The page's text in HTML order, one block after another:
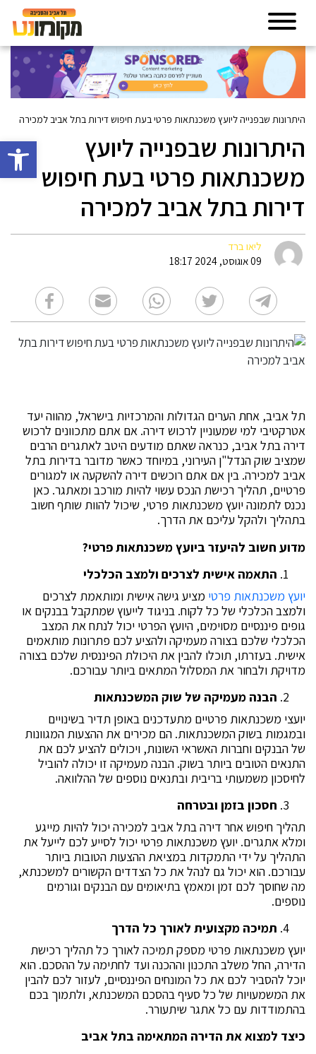
פתח
היתרונות שבפנייה ליועץ משכנתאות פרטי בעת חיפוש דירות בתל אביב למכירה
היתרונות שבפנייה ליועץ
משכנתאות פרטי בעת חיפוש
דירות בתל אביב למכירה
ליאו ברד
09 אוגוסט, 2024 18:17
תל אביב, אחת הערים הגדולות והמרכזיות בישראל, מהווה יעד
אטרקטיבי למי שמעוניין לרכוש דירה. אם אתם מתכוונים לרכוש
דירה בתל אביב, כנראה שאתם מודעים היטב לאתגרים הרבים
שמציב שוק הנדל"ן העירוני, במיוחד כאשר מדובר בדירות בתל
אביב למכירה. בין אם אתם רוכשים דירה להשקעה או למגורים
פרטיים, תהליך רכישת הנכס עשוי להיות מורכב ומאתגר. כאן
נכנס לתמונה יועץ משכנתאות פרטי, שיכול להוות שותף חשוב
בתהליך ולהקל עליכם את הדרך.
מדוע חשוב להיעזר ביועץ משכנתאות פרטי?
התאמה אישית לצרכים ולמצב הכלכלי
יועץ משכנתאות פרטי מציע גישה אישית ומותאמת לצרכים
ולמצב הכלכלי של כל לקוח. בניגוד לייעוץ שמתקבל בבנקים או
גופים פיננסיים מסוימים, היועץ הפרטי יכול לנתח את המצב
הכלכלי שלכם בצורה מעמיקה ולהציע לכם פתרונות מותאמים
אישית. בעזרתו, תוכלו להבין את היכולת הפיננסית שלכם בצורה
מדויקת ולבחור את המסלול המתאים ביותר עבורכם.
הבנה מעמיקה של שוק המשכנתאות
יועצי משכנתאות פרטיים מתעדכנים באופן תדיר בשינויים
ובמגמות בשוק המשכנתאות. הם מכירים את ההצעות המגוונות
של הבנקים וחברות האשראי השונות, ויכולים להציע לכם את
התנאים הטובים ביותר בשוק. הבנה מעמיקה זו יכולה להוביל
לחיסכון משמעותי בריבית ובתנאים נוספים של ההלוואה.
חסכון בזמן ובטרחה
תהליך חיפוש אחר דירה בתל אביב למכירה יכול להיות מייגע
ומלא אתגרים. יועץ משכנתאות פרטי יכול לסייע לכם לייעל את
התהליך על ידי התמקדות במציאת ההצעות הטובות ביותר
עבורכם. הוא יכול גם לנהל את כל הצדדים הקשורים למשכנתא,
מה שחוסך לכם זמן ומאמץ בתיאומים עם הבנקים וגורמים
נוספים.
תמיכה מקצועית לאורך כל הדרך
יועץ משכנתאות פרטי מספק תמיכה לאורך כל תהליך רכישת
הדירה, החל משלב התכנון וההכנה ועד לחתימה על ההסכם. הוא
יוכל להסביר לכם את כל המונחים הפיננסיים, לעזור לכם להבין
את המשמעויות של כל סעיף בהסכם המשכנתא, ולתמוך בכם
בהתמודדות עם כל אתגר שיתעורר.
כיצד למצוא את הדירה המתאימה בתל אביב